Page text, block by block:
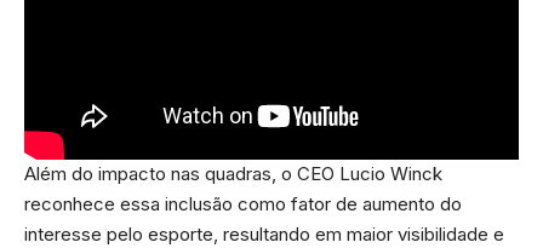
Além do impacto nas quadras, o CEO Lucio Winck
reconhece essa inclusão como fator de aumento do
interesse pelo esporte, resultando em maior visibilidade e